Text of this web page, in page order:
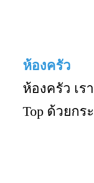
ห้องครัว
ห้องครัว เร
Top ด้วยก